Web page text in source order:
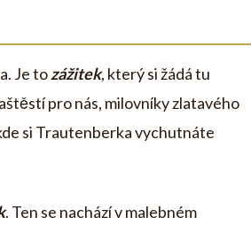
Je tozážitek, který si žádá tu
pro nás, milovníky zlatavého
si Trautenberka vychutnáte
. Ten se nachází v malebném